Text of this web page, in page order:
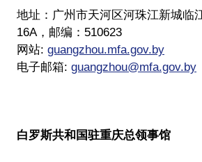
地址：广州市天河区河珠江新城临
16A，邮编：510623
网站: guangzhou.mfa.gov.by
电子邮箱: guangzhou@mfa.gov.by
白罗斯共和国驻重庆总领事馆